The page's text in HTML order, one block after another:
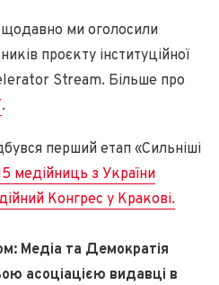
ми оголосили
проєкту інституційної
Stream. Більше про
.
перший етап «Сильніші
медійниць з України
Конгрес у Кракові.
Медіа та Демократія
асоціацією видавці в